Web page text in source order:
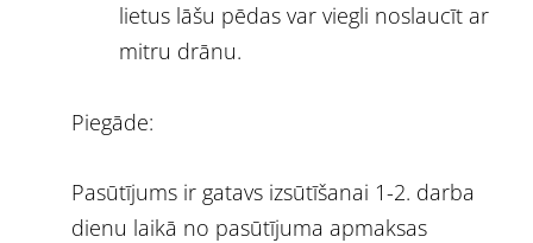
lietus lāšu pēdas var viegli noslaucīt ar
mitru drānu.
Piegāde:
Pasūtījums ir gatavs izsūtīšanai 1-2. darba
dienu laikā no pasūtījuma apmaksas